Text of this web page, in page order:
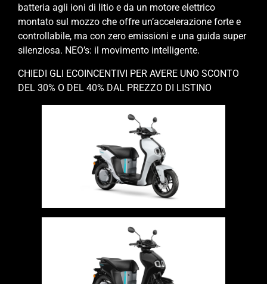
batteria agli ioni di litio e da un motore elettrico
montato sul mozzo che offre un’accelerazione forte e
controllabile, ma con zero emissioni e una guida super
silenziosa. NEO’s: il movimento intelligente.
CHIEDI GLI ECOINCENTIVI PER AVERE UNO SCONTO
DEL 30% O DEL 40% DAL PREZZO DI LISTINO